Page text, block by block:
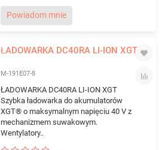
Powiadom mnie
ŁADOWARKA DC40RA LI-ION XGT
M-191E07-8
ŁADOWARKA DC40RA LI-ION XGT
Szybka ładowarka do akumulatorów
XGT® o maksymalnym napięciu 40 V z
mechanizmem suwakowym.
Wentylatory..